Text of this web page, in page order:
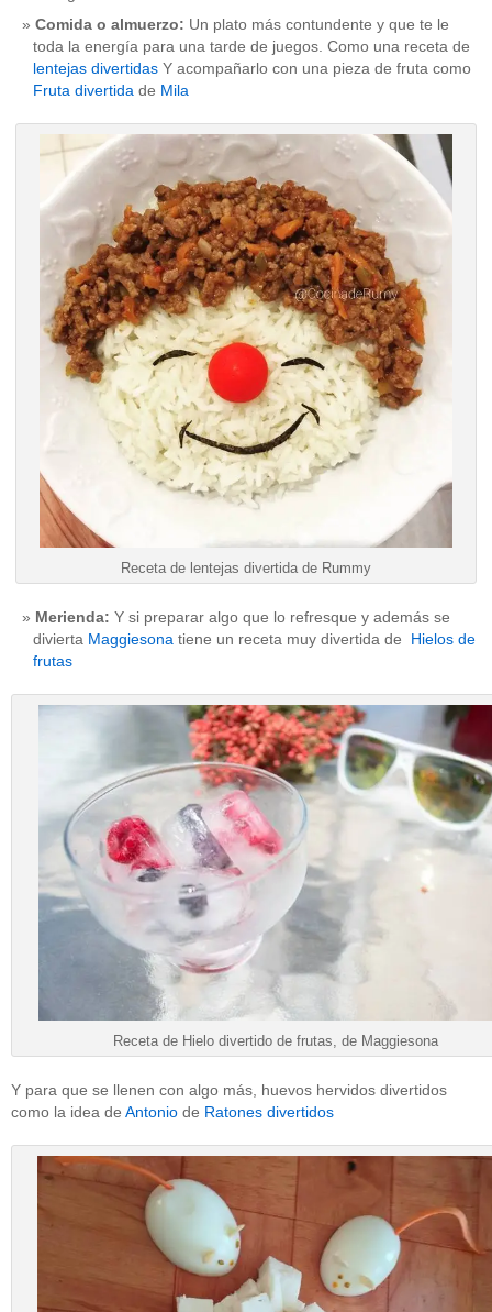
Comida o almuerzo: Un plato más contundente y que te le
toda la energía para una tarde de juegos. Como una receta de
lentejas divertidas Y acompañarlo con una pieza de fruta como
Fruta divertida de Mila
Receta de lentejas divertida de Rummy
Merienda: Y si preparar algo que lo refresque y además se
divierta Maggiesona tiene un receta muy divertida de Hielos de
frutas
Receta de Hielo divertido de frutas, de Maggiesona
Y para que se llenen con algo más, huevos hervidos divertidos
como la idea de Antonio de Ratones divertidos